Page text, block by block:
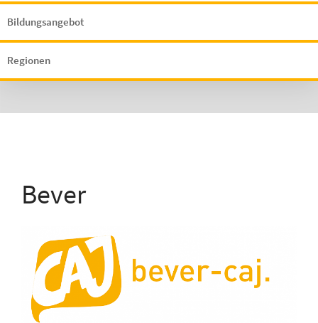
Bildungsangebot
Regionen
Bever